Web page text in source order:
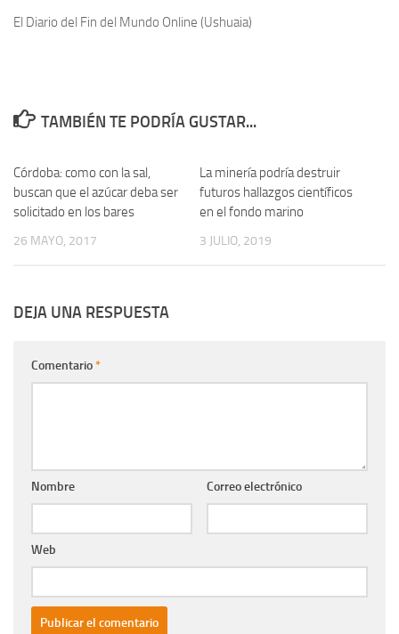
El Diario del Fin del Mundo Online (Ushuaia)
TAMBIÉN TE PODRÍA GUSTAR...
Córdoba: como con la sal,
buscan que el azúcar deba ser
solicitado en los bares
26 MAYO, 2017
La minería podría destruir
futuros hallazgos científicos
en el fondo marino
3 JULIO, 2019
DEJA UNA RESPUESTA
Comentario*
Nombre Correo electrónico
Web